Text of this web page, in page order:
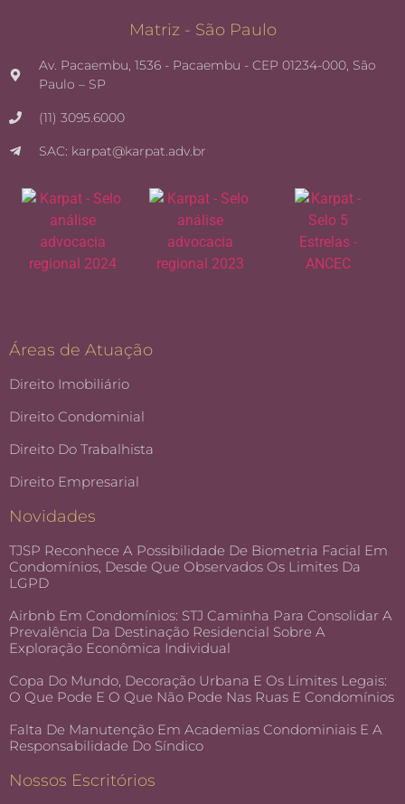
Matriz - São Paulo
Av. Pacaembu, 1536 - Pacaembu - CEP 01234-000, São
Paulo – SP
(11) 3095.6000
SAC: karpat@karpat.adv.br
Áreas de Atuação
Direito Imobiliário
Direito Condominial
Direito Do Trabalhista
Direito Empresarial
Novidades
TJSP Reconhece A Possibilidade De Biometria Facial Em
Condomínios, Desde Que Observados Os Limites Da
LGPD
Airbnb Em Condomínios: STJ Caminha Para Consolidar A
Prevalência Da Destinação Residencial Sobre A
Exploração Econômica Individual
Copa Do Mundo, Decoração Urbana E Os Limites Legais:
O Que Pode E O Que Não Pode Nas Ruas E Condomínios
Falta De Manutenção Em Academias Condominiais E A
Responsabilidade Do Síndico
Nossos Escritórios